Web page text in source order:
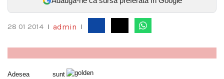
28 01 2014 admin
Adesea sunt